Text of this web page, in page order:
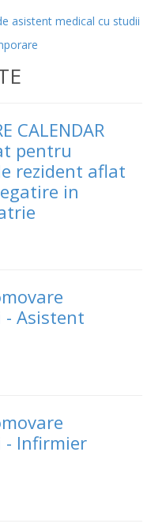
asistent medical cu studii
CALENDAR
pentru
rezident aflat
in
Asistent
Infirmier